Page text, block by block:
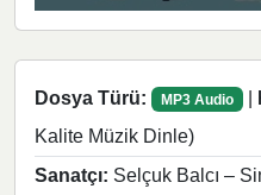
Dosya Türü: MP3 Audio |
Kalite Müzik Dinle)
Sanatçı: Selçuk Balcı –